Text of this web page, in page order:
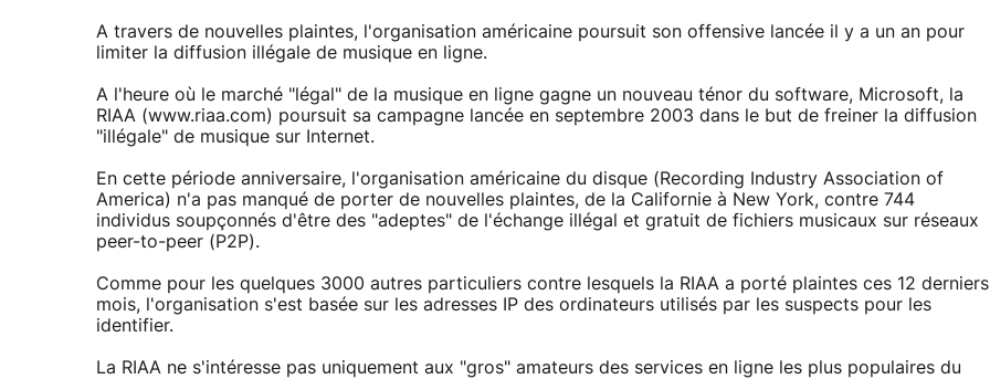
A travers de nouvelles plaintes, l'organisation américaine poursuit son offensive lancée il y a un an pour
limiter la diffusion illégale de musique en ligne.
A l'heure où le marché "légal" de la musique en ligne gagne un nouveau ténor du software, Microsoft, la
RIAA (www.riaa.com) poursuit sa campagne lancée en septembre 2003 dans le but de freiner la diffusion
"illégale" de musique sur Internet.
En cette période anniversaire, l'organisation américaine du disque (Recording Industry Association of
America) n'a pas manqué de porter de nouvelles plaintes, de la Californie à New York, contre 744
individus soupçonnés d'être des "adeptes" de l'échange illégal et gratuit de fichiers musicaux sur réseaux
peer-to-peer (P2P).
Comme pour les quelques 3000 autres particuliers contre lesquels la RIAA a porté plaintes ces 12 derniers
mois, l'organisation s'est basée sur les adresses IP des ordinateurs utilisés par les suspects pour les
identifier.
La RIAA ne s'intéresse pas uniquement aux "gros" amateurs des services en ligne les plus populaires du